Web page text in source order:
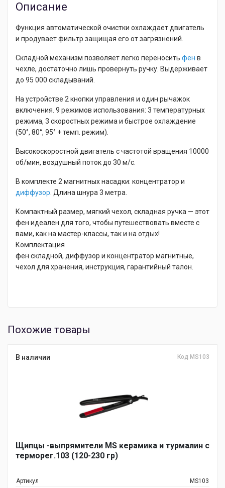
Описание
Функция автоматической очистки охлаждает двигатель
и продувает фильтр защищая его от загрязнений.
Складной механизм позволяет легко переносить фен в
чехле, достаточно лишь провернуть ручку. Выдерживает
до 95 000 складываний.
На устройстве 2 кнопки управления и один рычажок
включения. 9 режимов использования: 3 температурных
режима, 3 скоростных режима и быстрое охлаждение
(50°, 80°, 95° + темп. режим).
Высокоскоростной двигатель с частотой вращения 10000
об/мин, воздушный поток до 30 м/с.
В комплекте 2 магнитных насадки: концентратор и
диффузор . Длина шнура 3 метра.
Компактный размер, мягкий чехол, складная ручка — этот
фен идеален для того, чтобы путешествовать вместе с
вами, как на мастер-классы, так и на отдых!
Комплектация
фен складной, диффузор и концентратор магнитные,
чехол для хранения, инструкция, гарантийный талон.
Похожие товары
В наличии Код MS103
Щипцы -выпрямители MS керамика и турмалин c
терморег.103 (120-230 гр)
Артикул MS103